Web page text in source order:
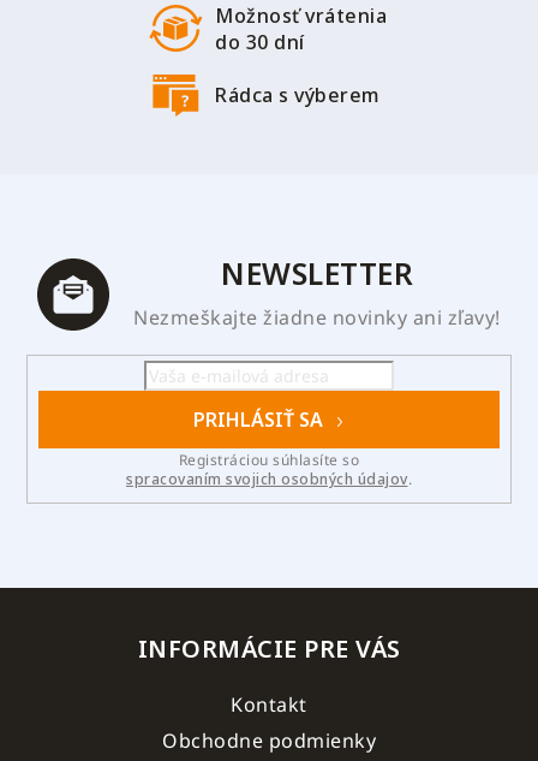
Možnosť vrátenia
do 30 dní
Rádca s výberem
NEWSLETTER
Nezmeškajte žiadne novinky ani zľavy!
PRIHLÁSIŤ SA
spracovaním svojich osobných údajov.
INFORMÁCIE PRE VÁS
Kontakt
Obchodne podmienky